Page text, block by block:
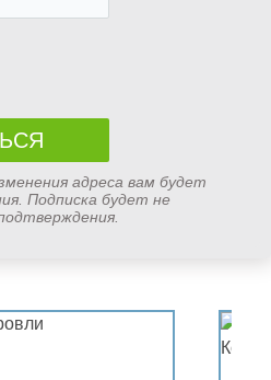
адреса вам будет
Подписка будет не